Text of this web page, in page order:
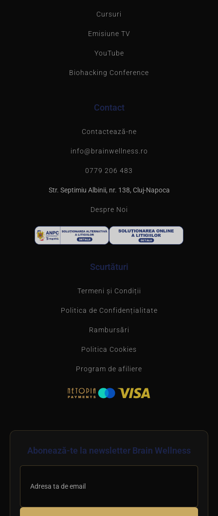
Cursuri
Emisiune TV
YouTube
Biohacking Conference
Contact
Contactează-ne
info@brainwellness.ro
0779 206 483
Str. Septimiu Albinii, nr. 138, Cluj-Napoca
Despre Noi
Scurtături
Termeni și Condiții
Politica de Confidențialitate
Rambursări
Politica Cookies
Program de afiliere
Abonează-te la newsletter Brain Wellness